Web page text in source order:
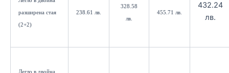
разширена стая
(2+2)
238.61 лв.
328.58
лв.
455.71 лв.
432.24
лв.
Легло в двойна